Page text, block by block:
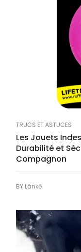
TRUCS ET ASTUCES
Les Jouets
Durabilité et
Compagnon
BY Länkē